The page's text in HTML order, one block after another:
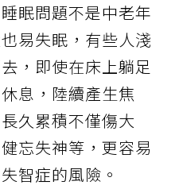
眠問題不是中老年
易失眠，有些人淺
，即使在床上躺足
息，陸續產生焦
久累積不僅傷大
忘失神等，更容易
智症的風險。